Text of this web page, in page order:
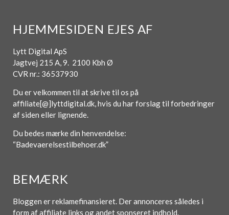
HJEMMESIDEN EJES AF
Lytt Digital ApS
Jagtvej 215 A, 9. 2100 Kbh Ø
CVR nr.: 36537930
Du er velkommen til at skrive til os på
affiliate[@]lyttdigital.dk, hvis du har forslag til forbedringer
af siden eller lignende.
Du bedes mærke din henvendelse:
“Badevaerelsestilbehoer.dk”
BEMÆRK
Bloggen er reklamefinansieret. Der annonceres således i
form af affiliate links og andet sponseret indhold.